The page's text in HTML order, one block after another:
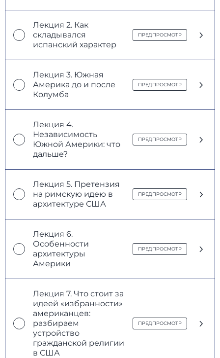
Лекция 2. Как
складывался
испанский характер
ПРЕДПРОСМОТР
Лекция 3. Южная
Америка до и после
Колумба
ПРЕДПРОСМОТР
Лекция 4.
Независимость
Южной Америки: что
дальше?
ПРЕДПРОСМОТР
Лекция 5. Претензия
на римскую идею в
архитектуре США
ПРЕДПРОСМОТР
Лекция 6.
Особенности
архитектуры
Америки
ПРЕДПРОСМОТР
Лекция 7. Что стоит за
идеей «избранности»
американцев:
разбираем
устройство
гражданской религии
в США
ПРЕДПРОСМОТР